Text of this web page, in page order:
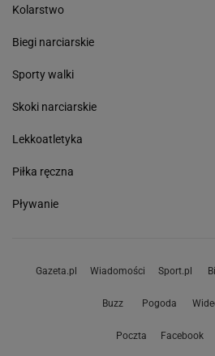
Kolarstwo
Biegi narciarskie
Sporty walki
Skoki narciarskie
Lekkoatletyka
Piłka ręczna
Pływanie
Gazeta.pl Wiadomości Sport.pl
Buzz Pogoda
Poczta Facebook